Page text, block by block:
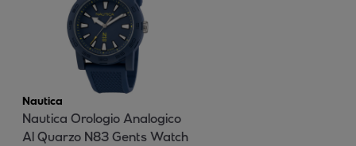
Nautica
Nautica Orologio Analogico
Al Quarzo N83 Gents Watch